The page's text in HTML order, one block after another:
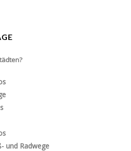
und Radwege